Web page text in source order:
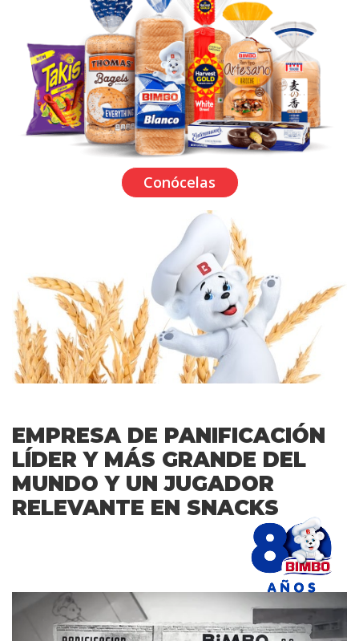
Conócelas
EMPRESA DE PANIFICACIÓN
LÍDER Y MÁS GRANDE DEL
MUNDO Y UN JUGADOR
RELEVANTE EN SNACKS